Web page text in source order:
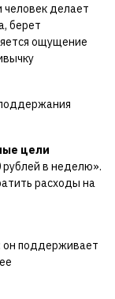
человек делает
берет
ощущение
цели
рублей в неделю».
расходы на
он поддерживает